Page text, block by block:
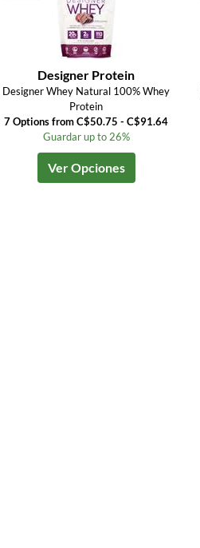
Designer Protein
Designer Whey Natural 100% Whey
Protein
7 Options from C$50.75 - C$91.64
Guardar up to 26%
Ver Opciones